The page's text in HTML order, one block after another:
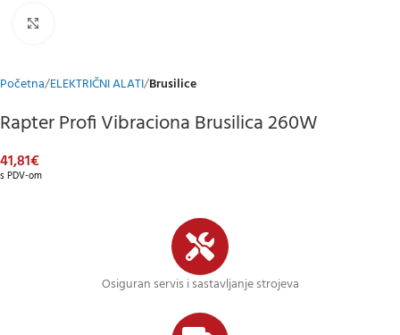
Početna ELEKTRIČNI ALATI Brusilice
Rapter Profi Vibraciona Brusilica 260W
41,81€
s PDV-om
Osiguran servis i sastavljanje strojeva